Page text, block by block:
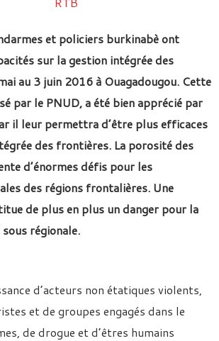
et policiers burkinabè ont
sur la gestion intégrée des
au 3 juin 2016 à Ouagadougou. Cette
par le PNUD, a été bien apprécié par
il leur permettra d’être plus efficaces
des frontières. La porosité des
d’énormes défis pour les
des régions frontalières. Une
de plus en plus un danger pour la
régionale.
d’acteurs non étatiques violents,
et de groupes engagés dans le
de drogue et d’êtres humains